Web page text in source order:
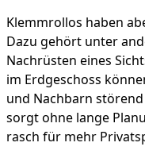
Klemmrollos haben
Dazu gehört unter
Nachrüsten eines
im Erdgeschoss
und Nachbarn
sorgt ohne lange
rasch für mehr